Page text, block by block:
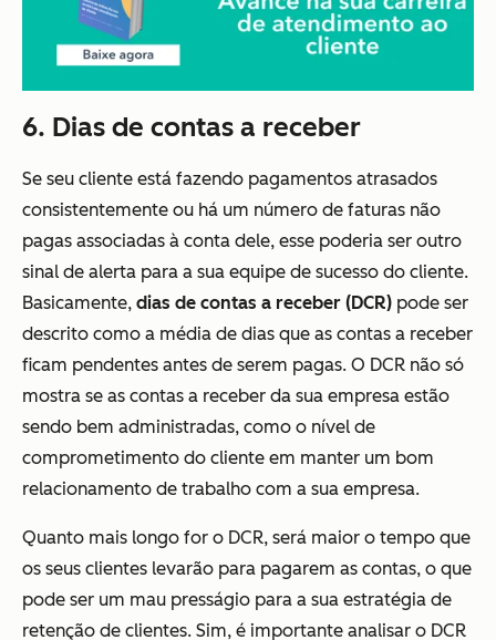
6. Dias de contas a receber
Se seu cliente está fazendo pagamentos atrasados
consistentemente ou há um número de faturas não
pagas associadas à conta dele, esse poderia ser outro
sinal de alerta para a sua equipe de sucesso do cliente.
Basicamente, dias de contas a receber (DCR) pode ser
descrito como a média de dias que as contas a receber
ficam pendentes antes de serem pagas. O DCR não só
mostra se as contas a receber da sua empresa estão
sendo bem administradas, como o nível de
comprometimento do cliente em manter um bom
relacionamento de trabalho com a sua empresa.
Quanto mais longo for o DCR, será maior o tempo que
os seus clientes levarão para pagarem as contas, o que
pode ser um mau presságio para a sua estratégia de
retenção de clientes. Sim, é importante analisar o DCR